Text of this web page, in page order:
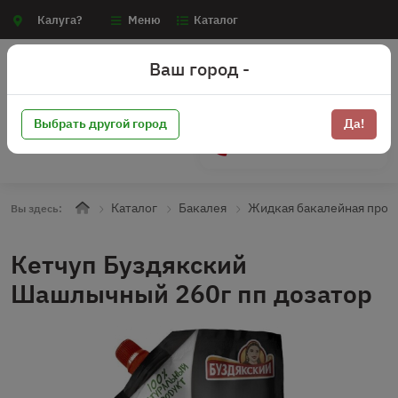
Калуга? Меню Каталог
Вы здесь: Каталог Бакалея Жидкая бакалейная
Кетчуп Буздякский
Шашлычный 260г пп дозатор
Ваш город -
Выбрать другой город Да!